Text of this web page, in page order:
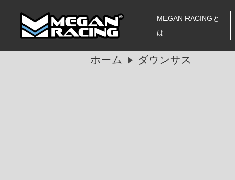
MEGAN RACINGと
は
ホーム ダウンサス